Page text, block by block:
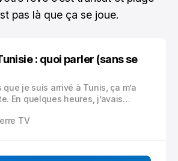
pas là que ça se joue.
: quoi parler (sans se
je suis arrivé à Tunis, ça m’a
En quelques heures, j’avais
partout, et puis au détour d’un
TV